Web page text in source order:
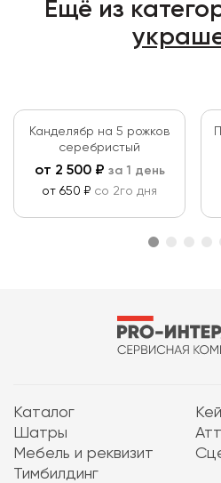
Ещё из
Канделябр на 5 рожков
серебристый
от 2 500₽ за 1 день
от 650 ₽ со 2го дня
Каталог
Шатры
Мебель и реквизит
Тимбилдинг